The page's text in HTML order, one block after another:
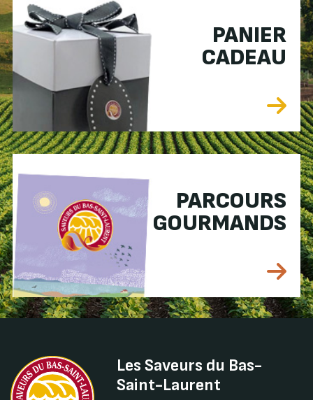
PANIER
CADEAU
PARCOURS
GOURMANDS
Les Saveurs du Bas-
Saint-Laurent